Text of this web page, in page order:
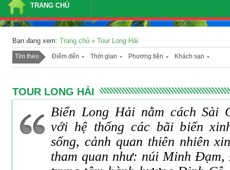
TRANG CHỦ
Bạn đang xem: Trang chủ » Tour Long Hải
Tìm theo Điểm đến Thời gian Phương tiện Khách sạn
TOUR LONG HẢI
Biển Long Hải nằm cách Sài
với hệ thống các bãi biển
sống, cảnh quan thiên nhiên
tham quan như: núi Minh Đạm,